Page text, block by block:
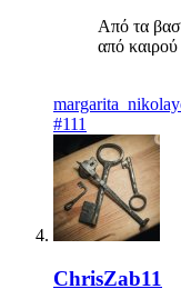
Από τα
από καιρού
#111
ChrisZab11